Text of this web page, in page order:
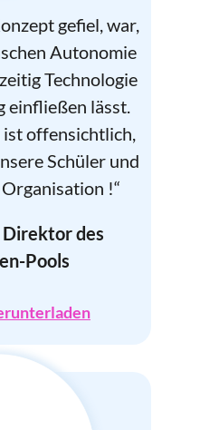
gefiel, war,
Autonomie
Technologie
einfließen lässt.
offensichtlich,
Schüler und
!“
des
Pools